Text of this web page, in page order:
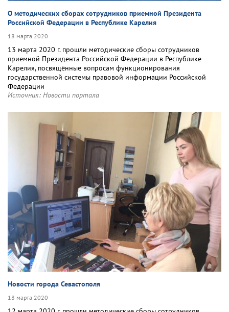
О методических сборах сотрудников приемной Президента
Российской Федерации в Республике Карелия
18 марта 2020
13 марта 2020 г. прошли методические сборы сотрудников
приемной Президента Российской Федерации в Республике
Карелия, посвящённые вопросам функционирования
государственной системы правовой информации Российской
Федерации
Источник: Новости портала
Новости города Севастополя
18 марта 2020